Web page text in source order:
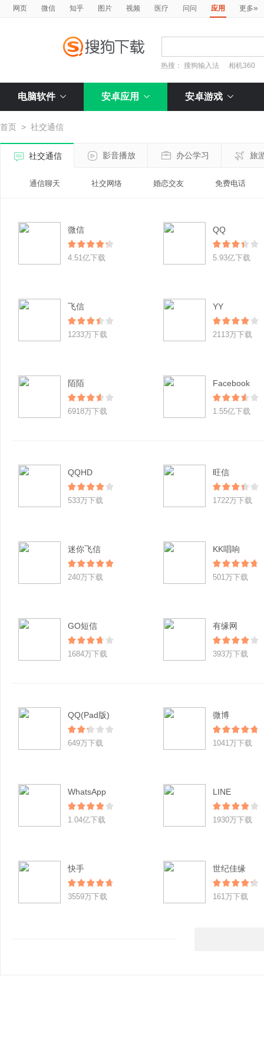
网页 微信 知乎 图片 视频 医疗 问问 应用 更多»
热搜：搜狗输入法 相机360
电脑软件 安卓应用 安卓游戏
首页 > 社交通信
社交通信 影音播放 办公学习 旅
通信聊天 社交网络 婚恋交友 免费电话
微信
4.51亿下载
QQ
5.93亿下载
飞信
1233万下载
YY
2113万下载
陌陌
6918万下载
Facebook
1.55亿下载
QQHD
533万下载
旺信
1722万下载
迷你飞信
240万下载
KK唱响
501万下载
GO短信
1684万下载
有缘网
393万下载
QQ(Pad版)
649万下载
微博
1041万下载
WhatsApp
1.04亿下载
LINE
1930万下载
快手
3559万下载
世纪佳缘
161万下载